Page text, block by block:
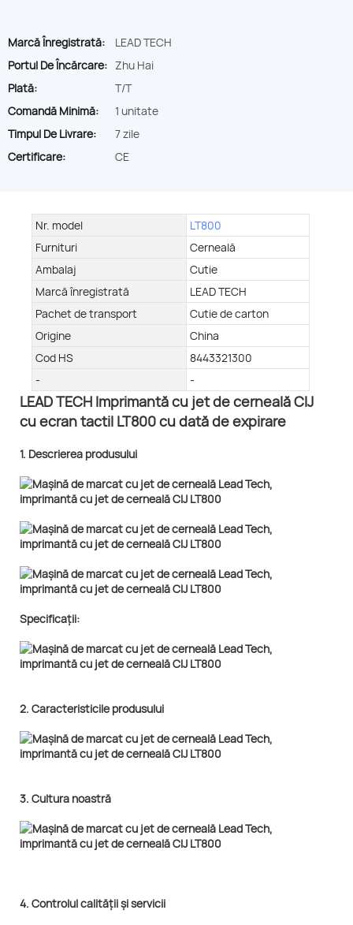
Marcă Înregistrată:
LEAD TECH
Portul De Încărcare: Zhu Hai
Plată:
T/T
Comandă Minimă:
1 unitate
Timpul De Livrare:
7 zile
Certificare:
CE
Nr. model
LT800
Furnituri
Cerneală
Ambalaj
Cutie
Marcă înregistrată
LEAD TECH
Pachet de transport
Cutie de carton
Origine
China
Cod HS
8443321300
-
-
LEAD TECH Imprimantă cu jet de cerneală CIJ
cu ecran tactil LT800 cu dată de expirare
1. Descrierea produsului
Specificații:
2. Caracteristicile produsului
3. Cultura noastră
4. Controlul calității și servicii